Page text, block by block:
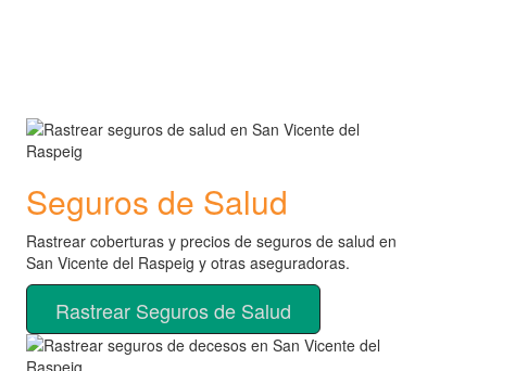
Seguros de Salud
Rastrear coberturas y precios de seguros de salud en
San Vicente del Raspeig y otras aseguradoras.
Rastrear Seguros de Salud